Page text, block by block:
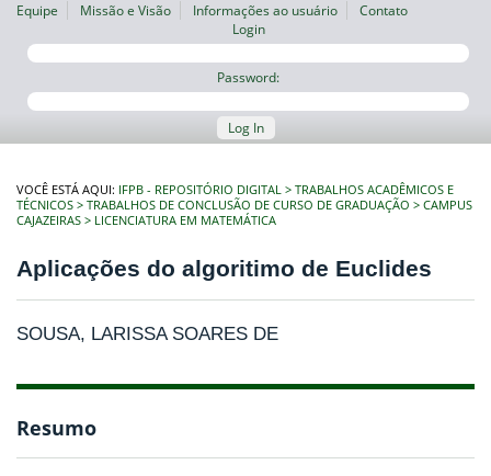
Equipe Missão e Visão Informações ao usuário
Contato
Login
Password:
Log In
VOCÊ ESTÁ AQUI: IFPB - REPOSITÓRIO DIGITAL
TRABALHOS ACADÊMICOS E
TÉCNICOS
TRABALHOS DE CONCLUSÃO DE CURSO DE GRADUAÇÃO
CAMPUS
CAJAZEIRAS
LICENCIATURA EM MATEMÁTICA
Aplicações do algoritimo de Euclides
SOUSA, LARISSA SOARES DE
Resumo